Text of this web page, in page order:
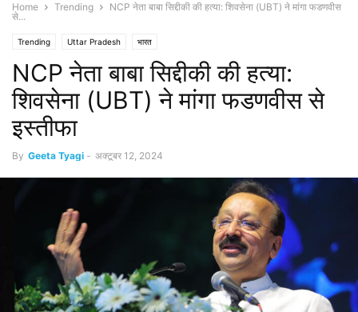
Home Trending
NCP नेता बाबा सिद्दीकी की हत्या: शिवसेना (UBT) ने मांगा फडणवीस
से...
Trending Uttar Pradesh भारत
NCP नेता बाबा सिद्दीकी की हत्या:
शिवसेना (UBT) ने मांगा फडणवीस से
इस्तीफा
By Geeta Tyagi - अक्टूबर 12, 2024